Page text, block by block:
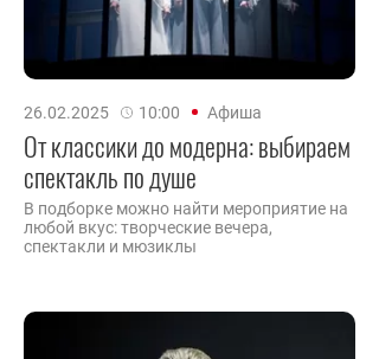
26.02.2025 10:00 Афиша
От классики до модерна: выбираем
спектакль по душе
В подборке можно найти мероприятие на
любой вкус: творческие вечера,
спектакли и мюзиклы